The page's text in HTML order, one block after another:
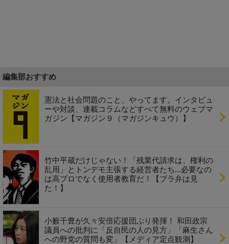
編集部おすすめ
憲法と社会問題のこと、やってます。インタビュ
ーや対談、連載コラムなどすべて無料のウェブマ
ガジン【マガジン９（マガジンキュウ）】
竹中平蔵だけじゃない！「残業代請求は、権利の
乱用」とトンデモ主張する経営者たち...必要なの
は高プロでなく使用者教育だ！【ブラ弁は見
た！】
小籔千豊が久々安倍応援団ぶり発揮！ 和田政宗
議員への批判に「反自民の人の見方」「麻生さん
への野党の質問も変」【メディア定点観測】